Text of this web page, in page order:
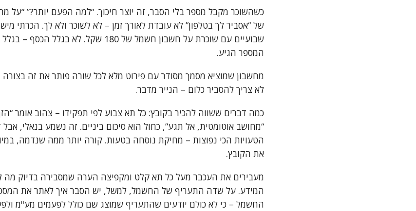
כשהשוכר מקבל מספר בלי הסבר, זה יוצר חיכוך. “למה הפעם יותר?” “על
של “אסביר לך בטלפון” לא עובדת לאורך זמן – לא לשוכר ולא לך. הכרתי
שבועיים עם שוכרת על חשבון חשמל של 180 שקל.
המספר הגיע.
מחשבון שמוציא מסמך מסודר עם פירוט מלא לכל שורה פותר את זה
לא צריך להסביר כלום – הנייר מדבר.
כמה דברים ששווה להכיר בקובץ: כל תא צבוע לפי תפקידו – צהוב אומר “הזן
“מחושב אוטומטית, אל תגע”, כחול הוא סיכום ביניים. זה נשמע בנאלי,
הטעויות הכי נפוצות – מחיקת נוסחה בטעות. קורה יותר ממה שנדמה,
את הקובץ.
מעבירים את העכבר מעל כל תא קלט ומקפיצה הערה שמסבירה בדיוק מה
המידע. על שדה התעריף של החשמל, למשל, יש הסבר איך לאתר את
החשמל – כי לא כולם יודעים שהתעריף שמוצג שם כולל לפעמים מע"מ